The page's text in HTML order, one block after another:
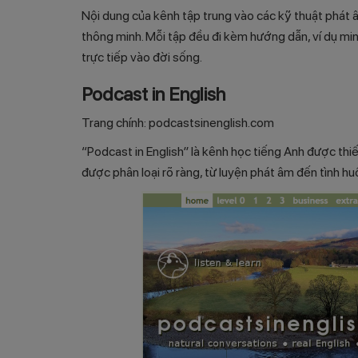
Nội dung của kênh tập trung vào các kỹ thuật phát
thông minh. Mỗi tập đều đi kèm hướng dẫn, ví dụ
trực tiếp vào đời sống.
Podcast in English
Trang chính: podcastsinenglish.com
“Podcast in English” là kênh học tiếng Anh được
được phân loại rõ ràng, từ luyện phát âm đến tình